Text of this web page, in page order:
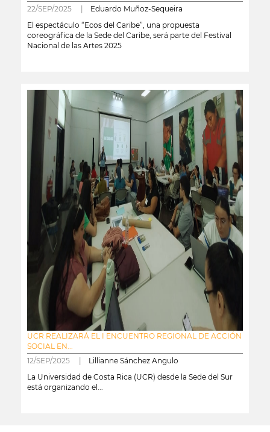
22/SEP/2025 | Eduardo Muñoz-Sequeira
El espectáculo “Ecos del Caribe”, una propuesta
coreográfica de la Sede del Caribe, será parte del Festival
Nacional de las Artes 2025
UCR REALIZARÁ EL I ENCUENTRO REGIONAL DE ACCIÓN
SOCIAL EN...
12/SEP/2025 | Lillianne Sánchez Angulo
La Universidad de Costa Rica (UCR) desde la Sede del Sur
está organizando el...